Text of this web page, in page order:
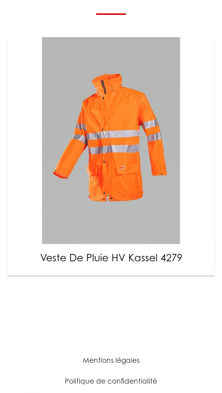
Veste De Pluie HV Kassel 4279
Mentions légales
Politique de confidentialité